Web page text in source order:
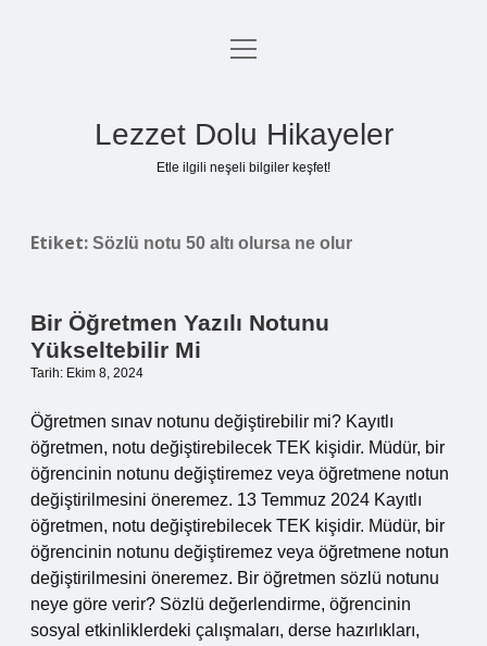
Anasayfa
menüyü
Lezzet Dolu Hikayeler
Etle ilgili neşeli bilgiler keşfet!
Etiket: Sözlü notu 50 altı olursa ne olur
Bir Öğretmen Yazılı Notunu
Yükseltebilir Mi
Tarih: Ekim 8, 2024
Öğretmen sınav notunu değiştirebilir mi? Kayıtlı
öğretmen, notu değiştirebilecek TEK kişidir. Müdür, bir
öğrencinin notunu değiştiremez veya öğretmene notun
değiştirilmesini öneremez. 13 Temmuz 2024 Kayıtlı
öğretmen, notu değiştirebilecek TEK kişidir. Müdür, bir
öğrencinin notunu değiştiremez veya öğretmene notun
değiştirilmesini öneremez. Bir öğretmen sözlü notunu
neye göre verir? Sözlü değerlendirme, öğrencinin
sosyal etkinliklerdeki çalışmaları, derse hazırlıkları,